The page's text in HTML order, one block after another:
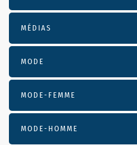
MÉDIAS
MODE
MODE-FEMME
MODE-HOMME